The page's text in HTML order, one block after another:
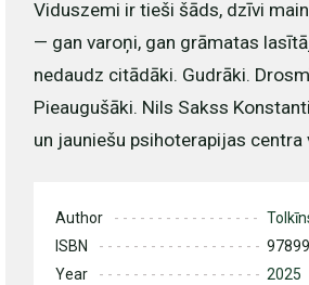
Viduszemi ir tieši šāds, dzīvi
— gan varoņi, gan grāmatas
nedaudz citādāki. Gudrāki.
Pieaugušāki. Nils Sakss
un jauniešu psihoterapijas centra
Author
ISBN
Year
2025